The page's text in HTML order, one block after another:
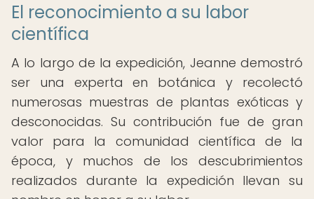
El reconocimiento a su labor
científica
A lo largo de la expedición, Jeanne demostró
ser una experta en botánica y recolectó
numerosas muestras de plantas exóticas y
desconocidas. Su contribución fue de gran
valor para la comunidad científica de la
época, y muchos de los descubrimientos
realizados durante la expedición llevan su